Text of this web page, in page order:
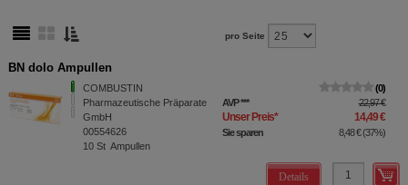
pro Seite
BN dolo Ampullen
COMBUSTIN
Pharmazeutische Präparate
GmbH
00554626
10 St Ampullen
0
AVP*** 22,97 €
Unser Preis* 14,49 €
Sie sparen 8,48 €(37%)
Details